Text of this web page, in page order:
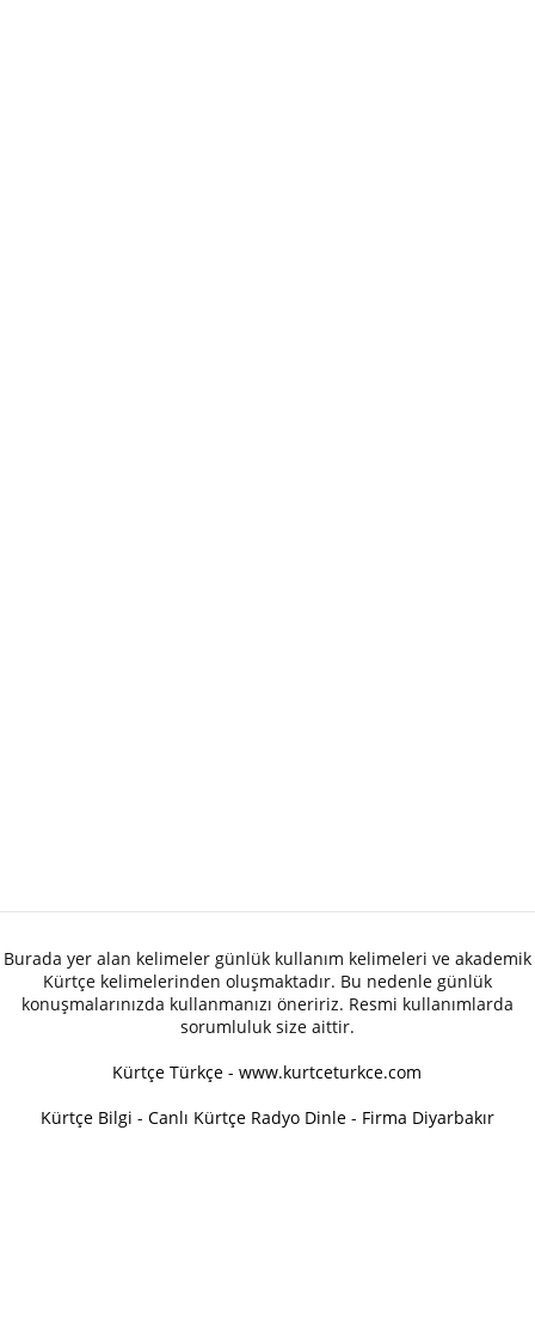
Burada yer alan kelimeler günlük kullanım kelimeleri ve akademik
Kürtçe kelimelerinden oluşmaktadır. Bu nedenle günlük
konuşmalarınızda kullanmanızı öneririz. Resmi kullanımlarda
sorumluluk size aittir.
Kürtçe Türkçe - www.kurtceturkce.com
Kürtçe Bilgi - Canlı Kürtçe Radyo Dinle - Firma Diyarbakır